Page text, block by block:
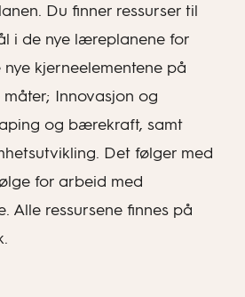
Du finner ressurser til
i de nye læreplanene for
nye kjerneelementene på
Innovasjon og
og bærekraft, samt
Det følger med
for arbeid med
Alle ressursene finnes på